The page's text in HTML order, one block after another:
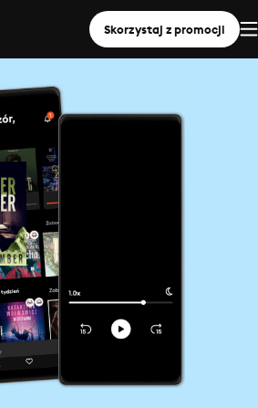
Skorzystaj z promocji